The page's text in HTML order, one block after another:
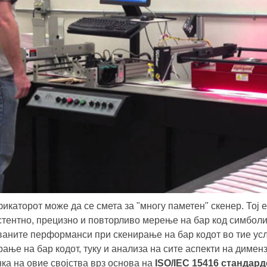
може да се смета за "многу паметен" скенер. Тој
прецизно и повторливо мерење на бар код
перформанси при скенирање на бар кодот во тие
на бар кодот, туку и анализа на сите аспекти на
на овие својства врз основа на ISO/IEC 15416